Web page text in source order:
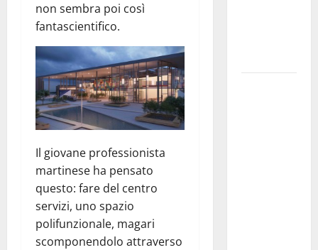
non sembra poi così
fantascientifico.
Il giovane professionista
martinese ha pensato
questo: fare del centro
servizi, uno spazio
polifunzionale, magari
scomponendolo attraverso